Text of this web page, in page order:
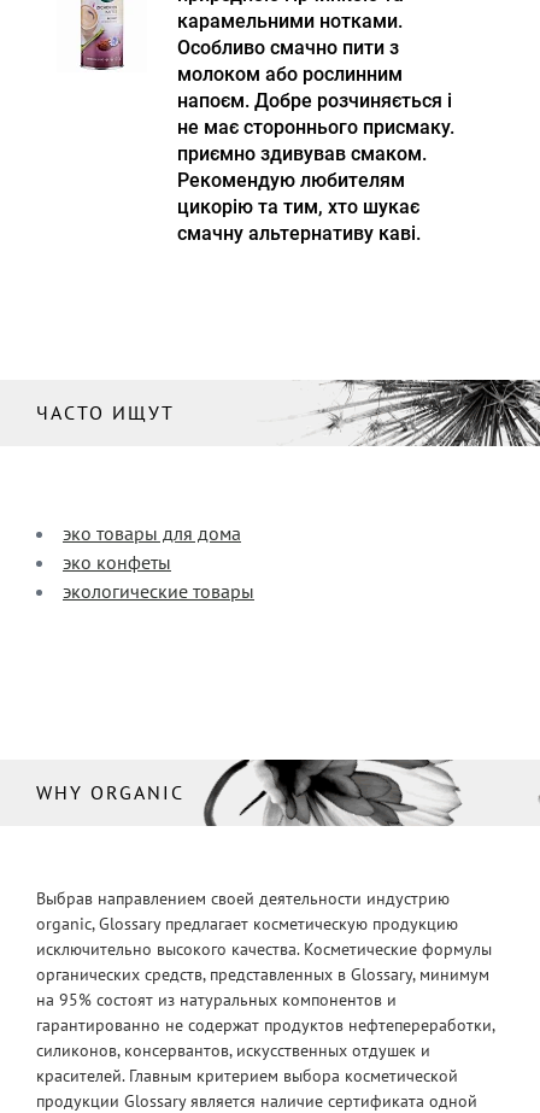
карамельними нотками.
Особливо смачно пити з
молоком або рослинним
напоєм. Добре розчиняється і
не має стороннього присмаку.
приємно здивував смаком.
Рекомендую любителям
цикорію та тим, хто шукає
смачну альтернативу каві.
ЧАСТО ИЩУТ
эко товары для дома
эко конфеты
экологические товары
WHY ORGANIC
Выбрав направлением своей деятельности индустрию
organic, Glossary предлагает косметическую продукцию
исключительно высокого качества. Косметические формулы
органических средств, представленных в Glossary, минимум
на 95% состоят из натуральных компонентов и
гарантированно не содержат продуктов нефтепереработки,
силиконов, консервантов, искусственных отдушек и
красителей. Главным критерием выбора косметической
продукции Glossary является наличие сертификата одной